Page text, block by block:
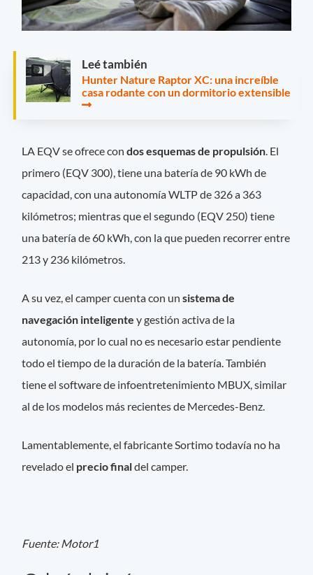
Leé también
Hunter Nature Raptor XC: una increíble
casa rodante con un dormitorio extensible
LA EQV se ofrece condos esquemas de propulsión . El
primero (EQV 300), tiene una batería de 90 kWh de
capacidad, con una autonomía WLTP de 326 a 363
kilómetros; mientras que el segundo (EQV 250) tiene
una batería de 60 kWh, con la que pueden recorrer entre
213 y 236 kilómetros.
A su vez, el camper cuenta con un sistema de
navegación inteligente y gestión activa de la
autonomía, por lo cual no es necesario estar pendiente
todo el tiempo de la duración de la batería. También
tiene el software de infoentretenimiento MBUX, similar
al de los modelos más recientes de Mercedes-Benz.
Lamentablemente, el fabricante Sortimo todavía no ha
revelado el precio finaldel camper.
Fuente: Motor1